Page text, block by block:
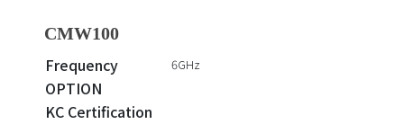
CMW100
Frequency 6GHz
OPTION
KC Certification